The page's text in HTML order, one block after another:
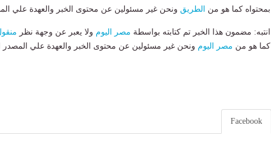
بمحتواه كما هو من
الطريق ونحن غير مسئولين عن محتوى الخبر والعهدة علي
انتبه: مضمون هذا الخبر تم كتابته بواسطة مصر اليوم ولا يعبر عن وجهة نظر
كما هو من مصر اليوم ونحن غير مسئولين عن محتوى الخبر والعهدة علي المصدر
Facebook